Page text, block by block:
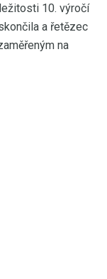
10. výročí
a řetězec
na